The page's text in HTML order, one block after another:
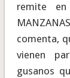
remite
comenta,
vienen
gusanos